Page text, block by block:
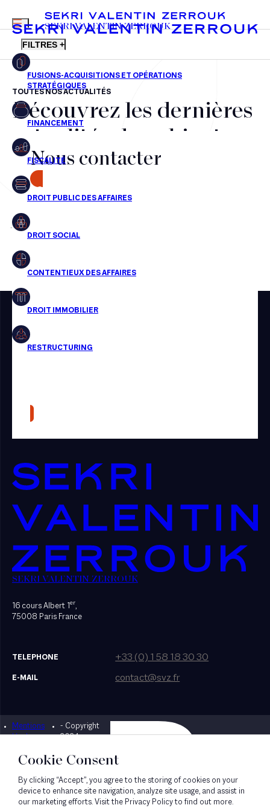
FR EN
MENU
SEKRI VALENTIN ZERROUK
FILTRES +
Fusions-acquisitions et opérations stratégiques
Financement
Fiscalité
Droit public des affaires
Droit social
Droit immobilier
Restructuring
Presse
TOUTES NOS ACTUALITÉS
Découvrez les dernières
actualités du cabinet,
nos récompenses et nos
transactions, jour après
jour
Aucun résultats pour cette recherche
Nous contacter
SEKRI VALENTIN ZERROUK
16 cours Albert 1er,
75008 Paris France
TELEPHONE +33 (0) 1 58 18 30 30
E-MAIL contact@svz.fr
Mentions
légales
- Copyright
2024
Designed by Bonhomme
Cookie Consent
By clicking “Accept”, you agree to the storing of cookies on your
device to enhance site navigation, analyze site usage, and assist in
our marketing efforts. Visit the Privacy Policy to find out more.